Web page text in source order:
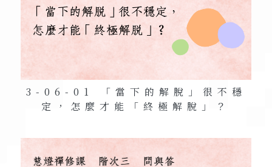
3-06-01 「當下的解脫」很不穩
定，怎麼才能「終極解脫」？